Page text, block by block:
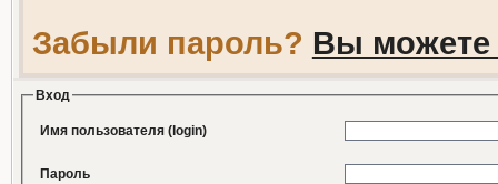
Забыли пароль? Вы можете
Вход
Имя пользователя (login)
Пароль